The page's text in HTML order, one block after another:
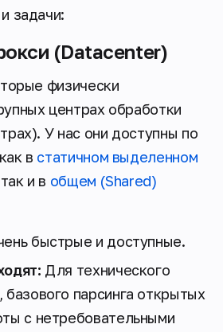
задачи:
(Datacenter)
физически
центрах обработки
У нас они доступны по
в статичном выделенном
и в общем (Shared)
быстрые и доступные.
Для технического
базового парсинга открытых
с нетребовательными